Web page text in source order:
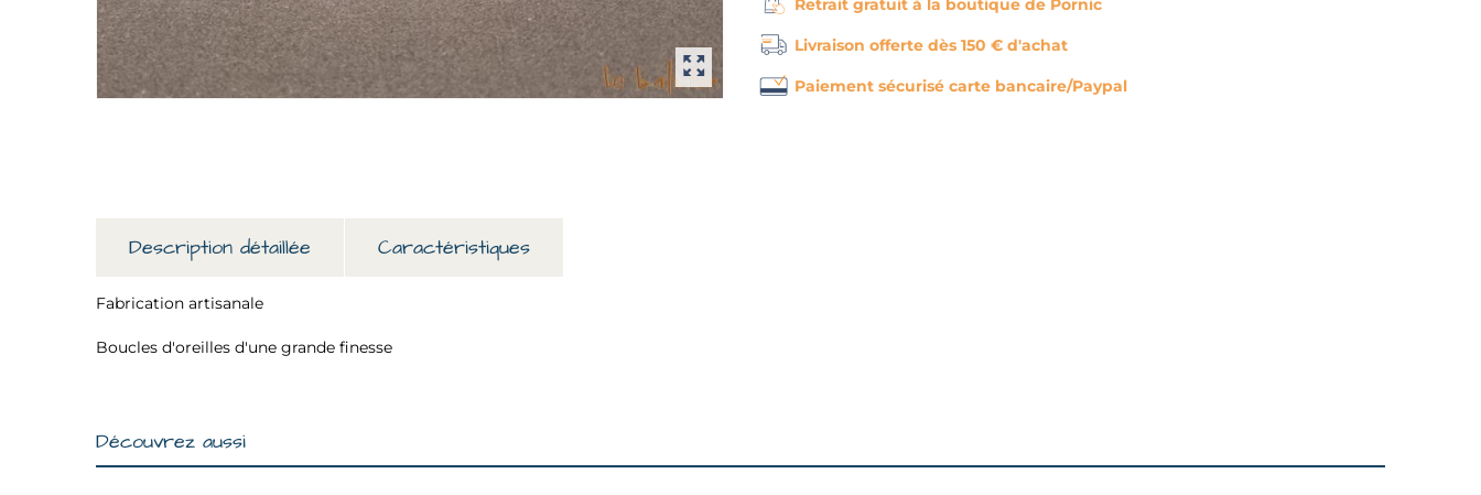
Retrait gratuit à la boutique de Pornic
Livraison offerte dès 150 € d'achat
Paiement sécurisé carte bancaire/Paypal
Description détaillée Caractéristiques
Fabrication artisanale
Boucles d'oreilles d'une grande finesse
Découvrez aussi